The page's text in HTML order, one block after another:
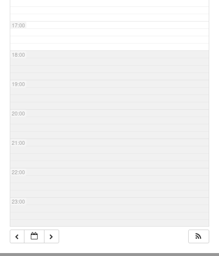
17:00
18:00
19:00
20:00
21:00
22:00
23:00